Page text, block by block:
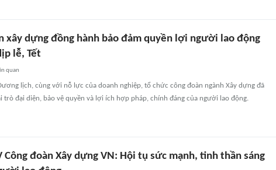
xây dựng đồng hành bảo đảm quyền lợi người lao động
lễ, Tết
quan
lịch, cùng với nỗ lực của doanh nghiệp, tổ chức công đoàn ngành Xây dựng đã
trò đại diện, bảo vệ quyền và lợi ích hợp pháp, chính đáng của người lao động.
Công đoàn Xây dựng VN: Hội tụ sức mạnh, tinh thần sáng